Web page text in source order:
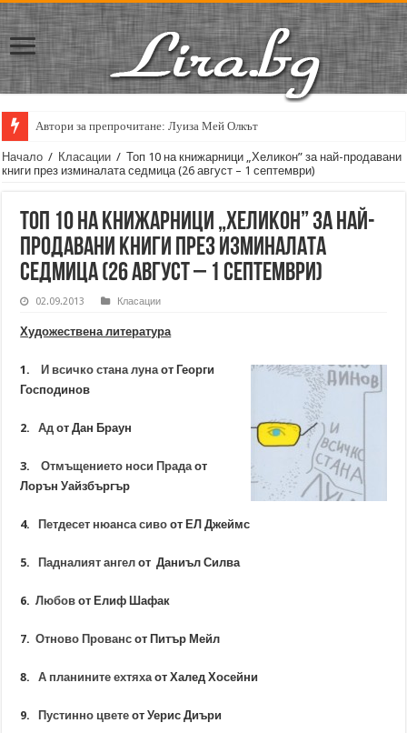
Автори за препрочитане: Луиза Мей Олкът
Начало / Класации / Топ 10 на книжарници „Хеликон” за най-продавани
книги през изминалата седмица (26 август – 1 септември)
Топ 10 на книжарници „Хеликон” за най-
продавани книги през изминалата
седмица (26 август – 1 септември)
02.09.2013 Класации
Художествена литература
1. И всичко стана лунаот Георги
Господинов
2.Адот Дан Браун
3. Отмъщението носи Прадаот
Лорън Уайзбъргър
4. Петдесет нюанса сиво от ЕЛ Джеймс
5. Падналият ангел от Даниъл Силва
6.Любов от Елиф Шафак
7.Отново Провансот Питър Мейл
8.А планините ехтяхаот Халед Хосейни
9. Пустинно цвете от Уерис Диъри